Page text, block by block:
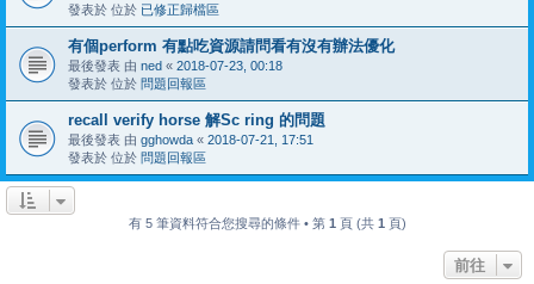
發表於 位於 已修正歸檔區
有個perform 有點吃資源請問看有沒有辦法優化
最後發表 由 ned « 2018-07-23, 00:18
發表於 位於 問題回報區
recall verify horse 解Sc ring 的問題
最後發表 由 gghowda « 2018-07-21, 17:51
發表於 位於 問題回報區
有 5 筆資料符合您搜尋的條件 • 第 1 頁 (共 1 頁)
前往